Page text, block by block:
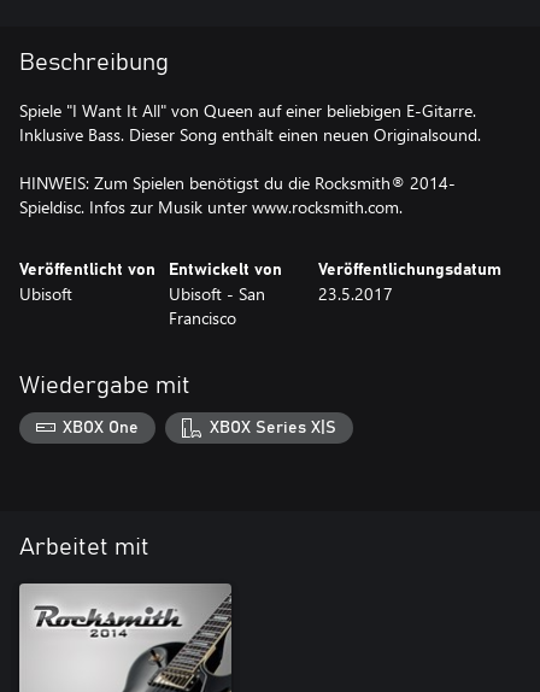
Beschreibung
Spiele "I Want It All" von Queen auf einer beliebigen E-Gitarre.
Inklusive Bass. Dieser Song enthält einen neuen Originalsound.
HINWEIS: Zum Spielen benötigst du die Rocksmith® 2014-
Spieldisc. Infos zur Musik unter www.rocksmith.com.
Veröffentlicht von
Ubisoft
Entwickelt von
Ubisoft - San
Francisco
Veröffentlichungsdatum
23.5.2017
Wiedergabe mit
XBOX One XBOX Series X|S
Arbeitet mit